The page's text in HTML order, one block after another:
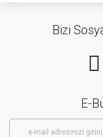
Bizi
E-